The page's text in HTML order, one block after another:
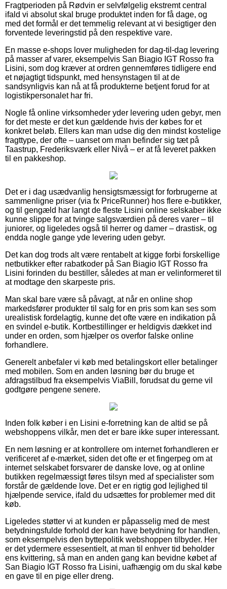
Fragtperioden på Rødvin er selvfølgelig ekstremt central
ifald vi absolut skal bruge produktet inden for få dage, og
med det formål er det temmelig relevant at vi besigtiger den
forventede leveringstid på den respektive vare.
En masse e-shops lover muligheden for dag-til-dag levering
på masser af varer, eksempelvis San Biagio IGT Rosso fra
Lisini, som dog kræver at ordren gennemføres tidligere end
et nøjagtigt tidspunkt, med hensynstagen til at de
sandsynligvis kan nå at få produkterne betjent forud for at
logistikpersonalet har fri.
Nogle få online virksomheder yder levering uden gebyr, men
for det meste er det kun gældende hvis der købes for et
konkret beløb. Ellers kan man udse dig den mindst kostelige
fragttype, der ofte – uanset om man befinder sig tæt på
Taastrup, Frederiksværk eller Nivå – er at få leveret pakken
til en pakkeshop.
Det er i dag usædvanlig hensigtsmæssigt for forbrugerne at
sammenligne priser (via fx PriceRunner) hos flere e-butikker,
og til gengæld har langt de fleste Lisini online selskaber ikke
kunne slippe for at tvinge salgsværdien på deres varer – til
juniorer, og ligeledes også til herrer og damer – drastisk, og
endda nogle gange yde levering uden gebyr.
Det kan dog trods alt være rentabelt at kigge forbi forskellige
netbutikker efter rabatkoder på San Biagio IGT Rosso fra
Lisini forinden du bestiller, således at man er velinformeret til
at modtage den skarpeste pris.
Man skal bare være så påvagt, at når en online shop
markedsfører produkter til salg for en pris som kan ses som
urealistisk fordelagtig, kunne det ofte være en indikation på
en svindel e-butik. Kortbestillinger er heldigvis dækket ind
under en orden, som hjælper os overfor falske online
forhandlere.
Generelt anbefaler vi køb med betalingskort eller betalinger
med mobilen. Som en anden løsning bør du bruge et
afdragstilbud fra eksempelvis ViaBill, forudsat du gerne vil
godtgøre pengene senere.
Inden folk køber i en Lisini e-forretning kan de altid se på
webshoppens vilkår, men det er bare ikke super interessant.
En nem løsning er at kontrollere om internet forhandleren er
verificeret af e-mærket, siden det ofte er et fingerpeg om at
internet selskabet forsvarer de danske love, og at online
butikken regelmæssigt føres tilsyn med af specialister som
forstår de gældende love. Det er en rigtig god lejlighed til
hjælpende service, ifald du udsættes for problemer med dit
køb.
Ligeledes støtter vi at kunden er påpasselig med de mest
betydningsfulde forhold der kan have betydning for handlen,
som eksempelvis den byttepolitik webshoppen tilbyder. Her
er det ydermere essesentielt, at man til enhver tid beholder
ens kvittering, så man en anden gang kan bevidne købet af
San Biagio IGT Rosso fra Lisini, uafhængig om du skal købe
en gave til en pige eller dreng.